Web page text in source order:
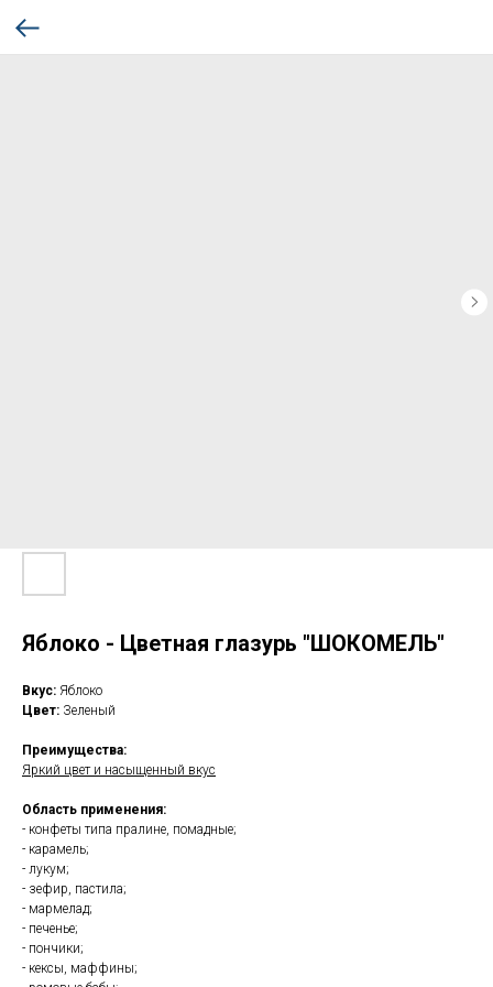
Яблоко - Цветная глазурь "ШОКОМЕЛЬ"
Вкус: Яблоко
Цвет: Зеленый
Преимущества:
Яркий цвет и насыщенный вкус
Область применения:
- конфеты типа пралине, помадные;
- карамель;
- лукум;
- зефир, пастила;
- мармелад;
- печенье;
- пончики;
- кексы, маффины;